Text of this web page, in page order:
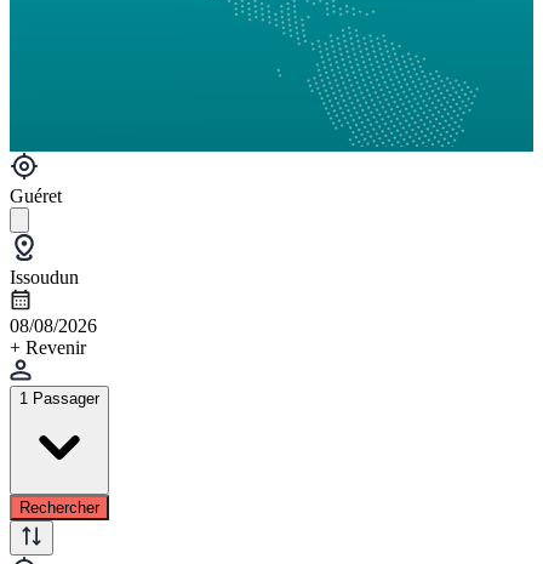
Guéret
Issoudun
08/08/2026
+ Revenir
1 Passager
Rechercher